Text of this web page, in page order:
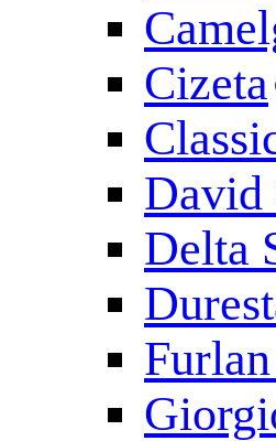
Cizeta
David
Delta